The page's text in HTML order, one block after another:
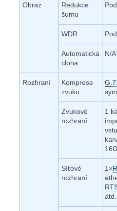
Obraz
Redukce
šumu
WDR
Automatická
clona
N/A
Rozhraní
Komprese
zvuku
Zvukové
rozhraní
1
Síťové
rozhraní
1×
atd.